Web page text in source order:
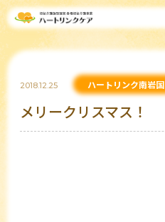
2018.12.25 ハートリンク南岩国
メリークリスマス！